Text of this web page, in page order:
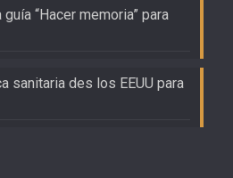
“Hacer memoria” para
sanitaria des los EEUU para